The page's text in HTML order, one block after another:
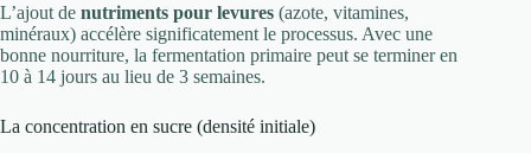
L’ajout de nutriments pour levures (azote, vitamines,
minéraux) accélère significatement le processus. Avec une
bonne nourriture, la fermentation primaire peut se terminer en
10 à 14 jours au lieu de 3 semaines.
La concentration en sucre (densité initiale)